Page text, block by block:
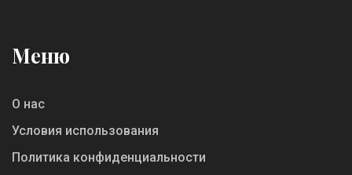
Меню
О нас
Условия использования
Политика конфиденциальности